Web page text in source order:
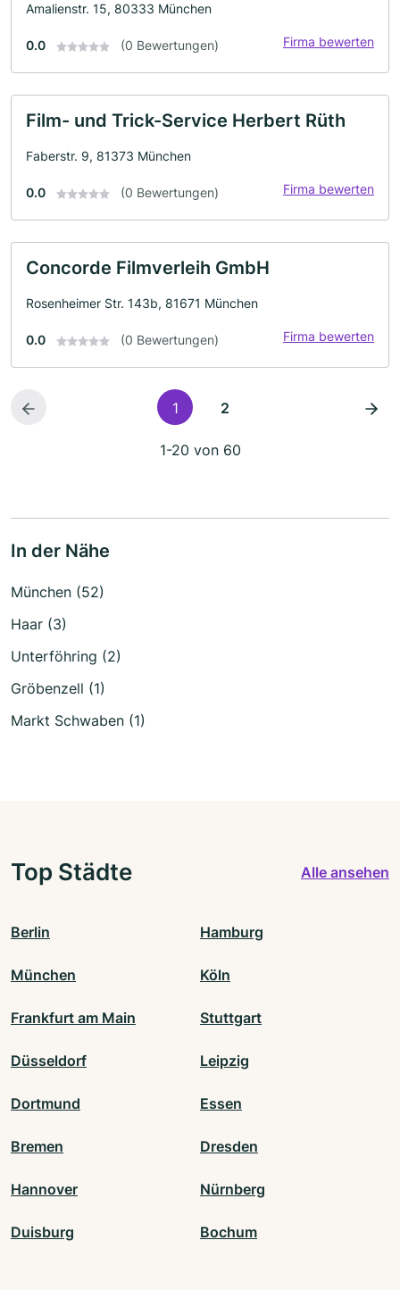
Amalienstr. 15, 80333 München
0.0 (0 Bewertungen) Firma bewerten
Film- und Trick-Service Herbert Rüth
Faberstr. 9, 81373 München
0.0 (0 Bewertungen) Firma bewerten
Concorde Filmverleih GmbH
Rosenheimer Str. 143b, 81671 München
0.0 (0 Bewertungen) Firma bewerten
1 2
1-20 von 60
In der Nähe
München (52)
Haar (3)
Unterföhring (2)
Gröbenzell (1)
Markt Schwaben (1)
Top Städte Alle ansehen
Berlin Hamburg
München Köln
Frankfurt am Main Stuttgart
Düsseldorf Leipzig
Dortmund Essen
Bremen Dresden
Hannover Nürnberg
Duisburg Bochum